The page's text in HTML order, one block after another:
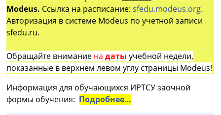
Modeus. Ссылка на расписание:sfedu.modeus.org.
Авторизация в системе Modeus по учетной записи
sfedu.ru.
Обращайте внимание на датыучебной недели,
показанные в верхнем левом углу страницы Modeus!
Информация для обучающихся ИРТСУ заочной
формы обучения: Подробнее…